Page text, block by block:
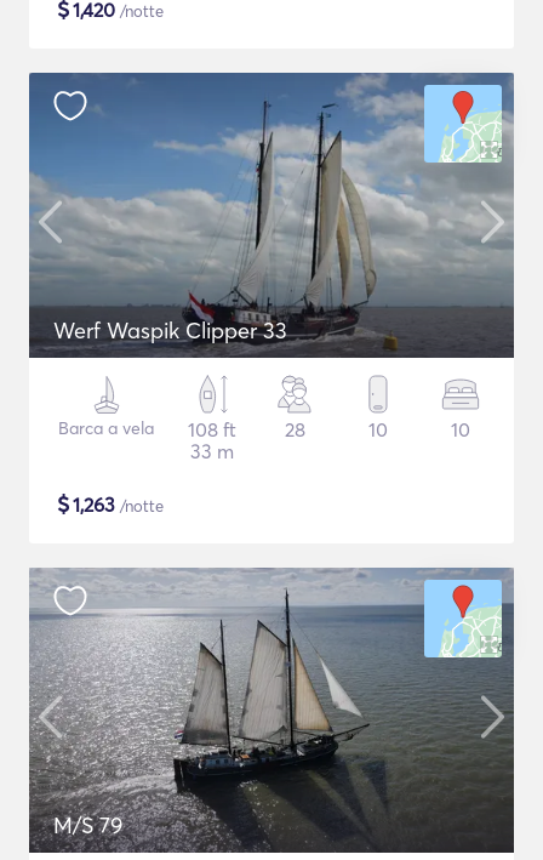
$1,420 /notte
Werf Waspik Clipper 33
Barca a vela
108 ft
33 m
28 10 10
$1,263 /notte
M/S 79